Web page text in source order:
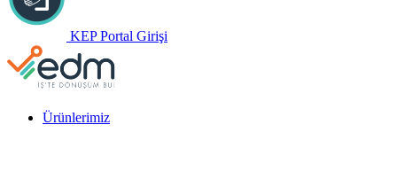
KEP Portal Girişi
Ürünlerimiz